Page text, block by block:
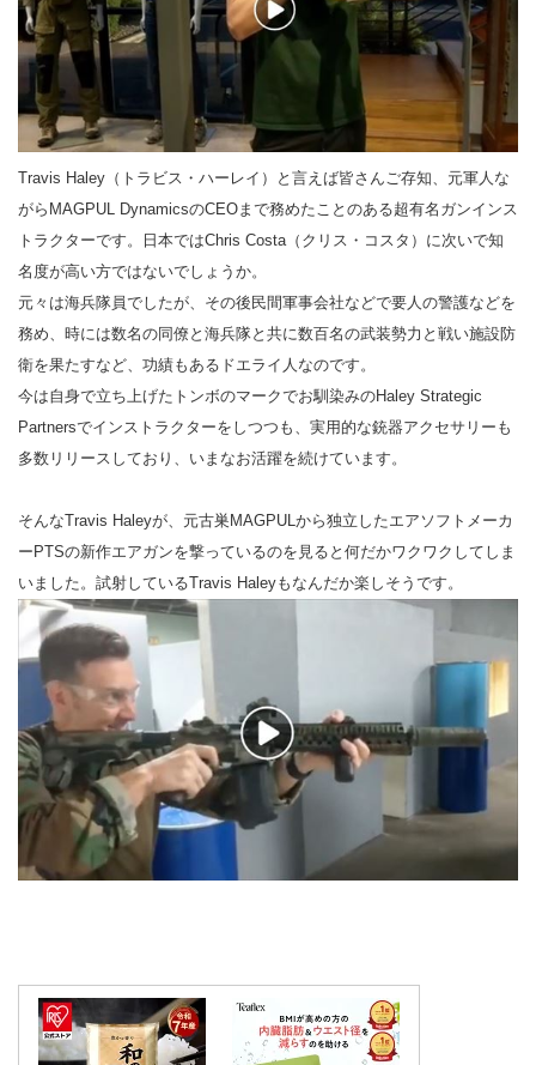
Travis Haley（トラビス・ハーレイ）と言えば皆さんご存知、元軍人な
がらMAGPUL DynamicsのCEOまで務めたことのある超有名ガンインス
トラクターです。日本ではChris Costa（クリス・コスタ）に次いで知
名度が高い方ではないでしょうか。
元々は海兵隊員でしたが、その後民間軍事会社などで要人の警護などを
務め、時には数名の同僚と海兵隊と共に数百名の武装勢力と戦い施設防
衛を果たすなど、功績もあるドエライ人なのです。
今は自身で立ち上げたトンボのマークでお馴染みのHaley Strategic
Partnersでインストラクターをしつつも、実用的な銃器アクセサリーも
多数リリースしており、いまなお活躍を続けています。
そんなTravis Haleyが、元古巣MAGPULから独立したエアソフトメーカ
ーPTSの新作エアガンを撃っているのを見ると何だかワクワクしてしま
いました。試射しているTravis Haleyもなんだか楽しそうです。